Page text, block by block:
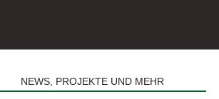
NEWS, PROJEKTE UND MEHR